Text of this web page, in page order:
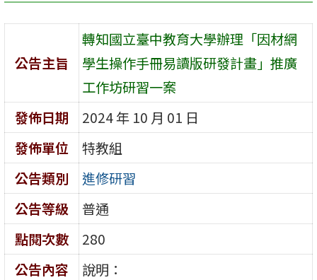
公告主旨
轉知國立臺中教育大學辦理「因材網
學生操作手冊易讀版研發計畫」推廣
工作坊研習一案
發佈日期
2024 年 10 月 01 日
發佈單位
特教組
公告類別
進修研習
公告等級
普通
點閱次數
280
公告內容
說明：